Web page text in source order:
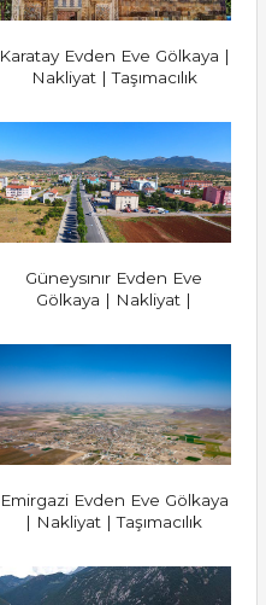
Karatay Evden Eve Gölkaya |
Nakliyat | Taşımacılık
Güneysınır Evden Eve
Gölkaya | Nakliyat |
Emirgazi Evden Eve Gölkaya
| Nakliyat | Taşımacılık